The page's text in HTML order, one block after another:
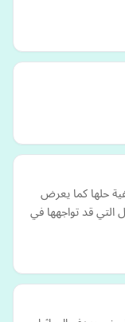
حلها كما يعرض
التي قد تواجهها في